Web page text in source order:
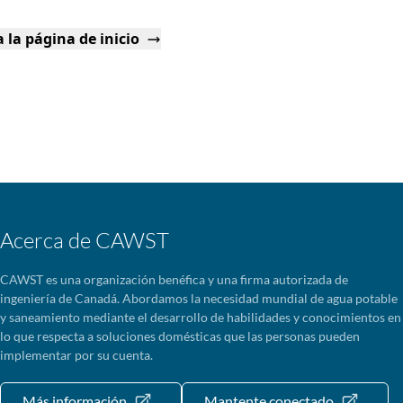
la página de inicio
Acerca de CAWST
CAWST es una organización benéfica y una firma autorizada de
ingeniería de Canadá. Abordamos la necesidad mundial de agua potable
y saneamiento mediante el desarrollo de habilidades y conocimientos en
lo que respecta a soluciones domésticas que las personas pueden
implementar por su cuenta.